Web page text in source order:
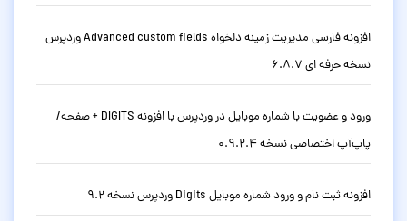
افزونه فارسی مدیریت زمینه دلخواه Advanced custom fields وردپرس
نسخه حرفه ای 6.8.7
ورود و عضویت با شماره موبایل در وردپرس با افزونه DIGITS + صفحه/
پاپ‌آپ اختصاصی نسخه 0.9.2.4
افزونه ثبت نام و ورود شماره موبایل Digits وردپرس نسخه 9.2